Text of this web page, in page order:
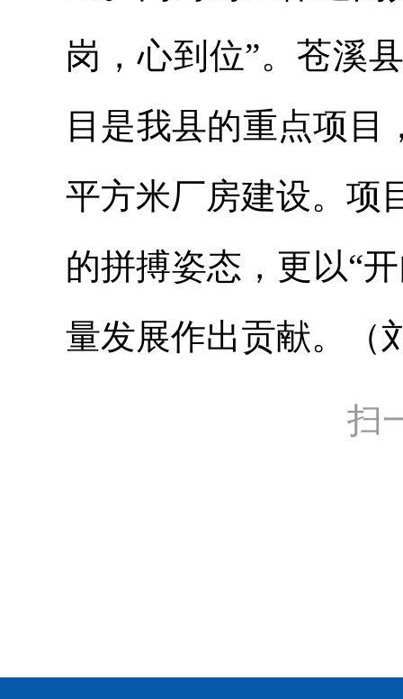
岗，心到位”。苍溪
目是我县的重点项目
平方米厂房建设。项
的拼搏姿态，更以“
量发展作出贡献。（
扫